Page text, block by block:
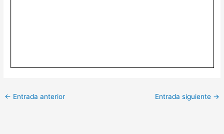
← Entrada anterior Entrada siguiente →